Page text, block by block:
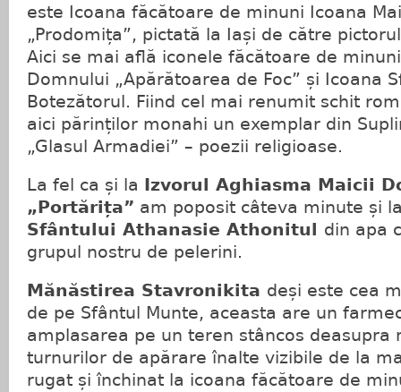
este Icoana făcătoare de minuni Icoana
„Prodomița”, pictată la Iași de către
Aici se mai află iconele făcătoare de
Domnului „Apărătoarea de Foc” și Icoana
Botezătorul. Fiind cel mai renumit schit
aici părinților monahi un exemplar din
„Glasul Armadiei” – poezii religioase.
La fel ca și la
Izvorul Aghiasma Maicii
„Portărița” am poposit câteva minute și
Sfântului Athanasie Athonitul din apa
grupul nostru de pelerini.
Mănăstirea Stavronikita deși este cea
de pe Sfântul Munte, aceasta are un
amplasarea pe un teren stâncos deasupra
turnurilor de apărare înalte vizibile de la
rugat și închinat la icoana făcătoare de